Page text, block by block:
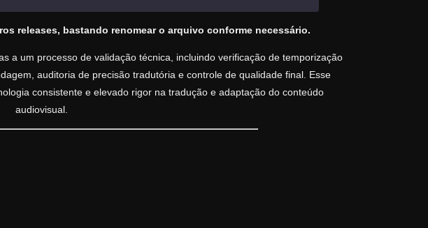
releases, bastando renomear o arquivo conforme necessário.
a um processo de validação técnica, incluindo verificação de temporização
auditoria de precisão tradutória e controle de qualidade final. Esse
consistente e elevado rigor na tradução e adaptação do conteúdo
audiovisual.